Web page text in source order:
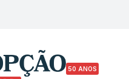
50 ANOS